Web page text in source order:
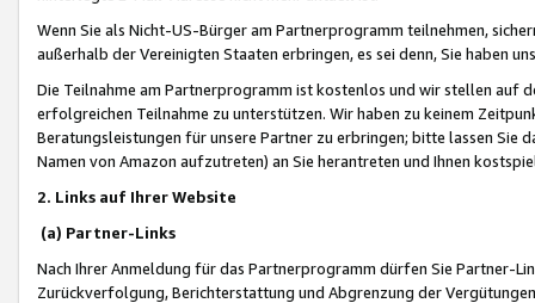
Wenn Sie als Nicht-US-Bürger am Partnerprogramm teilnehmen,
außerhalb der Vereinigten Staaten erbringen, es sei denn, Sie haben
Die Teilnahme am Partnerprogramm ist kostenlos und wir stellen auf
erfolgreichen Teilnahme zu unterstützen. Wir haben zu keinem
Beratungsleistungen für unsere Partner zu erbringen; bitte lassen Sie
Namen von Amazon aufzutreten) an Sie herantreten und Ihnen
2. Links auf Ihrer Website
(a) Partner-Links
Nach Ihrer Anmeldung für das Partnerprogramm dürfen Sie Partner-
Zurückverfolgung, Berichterstattung und Abgrenzung der